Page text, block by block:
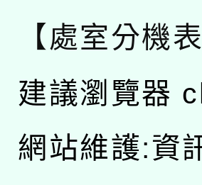
【處室分機表
建議瀏覽器
網站維護:資